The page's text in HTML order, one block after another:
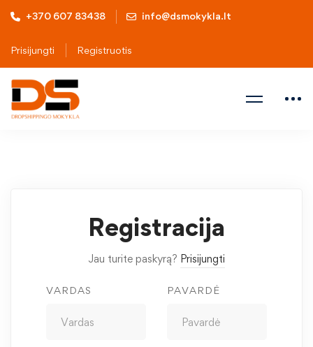
+370 607 83438 info@dsmokykla.lt
Prisijungti Registruotis
Registracija
Jau turite paskyrą? Prisijungti
VARDAS PAVARDĖ